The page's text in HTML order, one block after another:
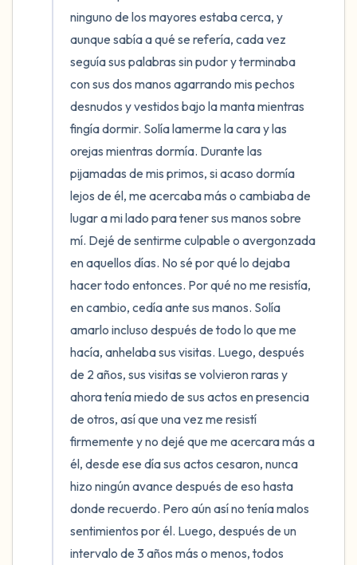
ninguno de los mayores estaba cerca, y
aunque sabía a qué se refería, cada vez
seguía sus palabras sin pudor y terminaba
con sus dos manos agarrando mis pechos
desnudos y vestidos bajo la manta mientras
fingía dormir. Solía lamerme la cara y las
orejas mientras dormía. Durante las
pijamadas de mis primos, si acaso dormía
lejos de él, me acercaba más o cambiaba de
lugar a mi lado para tener sus manos sobre
mí. Dejé de sentirme culpable o avergonzada
en aquellos días. No sé por qué lo dejaba
hacer todo entonces. Por qué no me resistía,
en cambio, cedía ante sus manos. Solía
amarlo incluso después de todo lo que me
hacía, anhelaba sus visitas. Luego, después
de 2 años, sus visitas se volvieron raras y
ahora tenía miedo de sus actos en presencia
de otros, así que una vez me resistí
firmemente y no dejé que me acercara más a
él, desde ese día sus actos cesaron, nunca
hizo ningún avance después de eso hasta
donde recuerdo. Pero aún así no tenía malos
sentimientos por él. Luego, después de un
intervalo de 3 años más o menos, todos